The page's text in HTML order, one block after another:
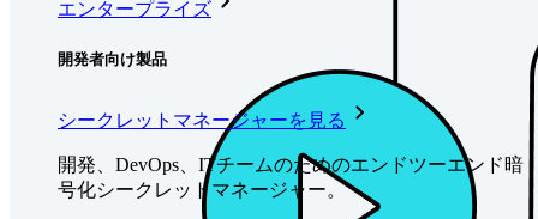
エンタープライズ
開発者向け製品
シークレットマネージャーを見る
開発、DevOps、ITチームのためのエンドツーエンド暗
号化シークレットマネージャー。